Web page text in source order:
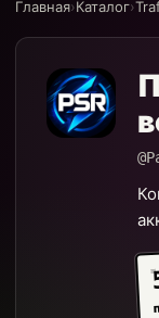
Главная›Каталог›